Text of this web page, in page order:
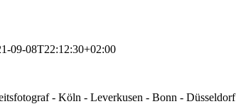
09-08T22:12:30+02:00
- Köln - Leverkusen - Bonn - Düsseldorf